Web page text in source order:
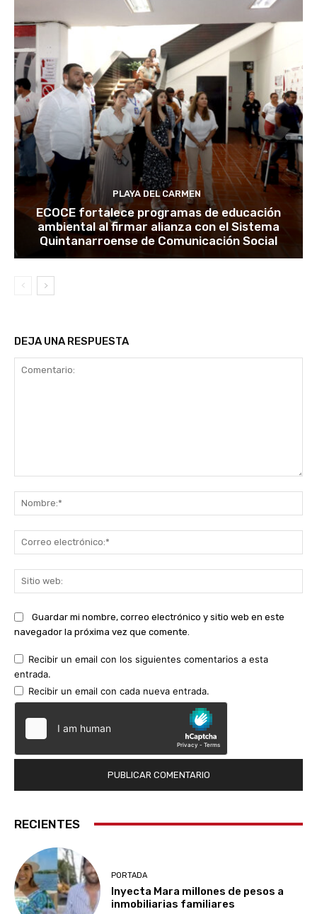
PLAYA DEL CARMEN
ECOCE fortalece programas de educación
ambiental al firmar alianza con el Sistema
Quintanarroense de Comunicación Social
DEJA UNA RESPUESTA
Guardar mi nombre, correo electrónico y sitio web en este
navegador la próxima vez que comente.
Recibir un email con los siguientes comentarios a esta
entrada.
Recibir un email con cada nueva entrada.
RECIENTES
PORTADA
Inyecta Mara millones de pesos a
inmobiliarias familiares